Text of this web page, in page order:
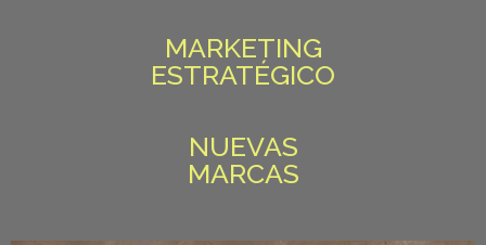
MARKETING
ESTRATÉGICO
NUEVAS
MARCAS